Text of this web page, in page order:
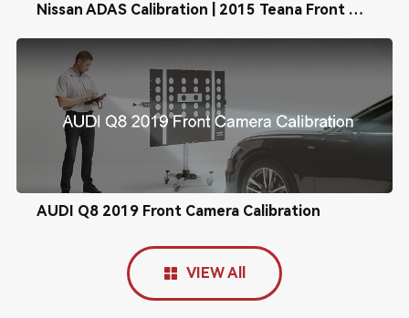
Nissan ADAS Calibration | 2015 Teana Front Camera Calibration
AUDI Q8 2019 Front Camera Calibration
VIEW All